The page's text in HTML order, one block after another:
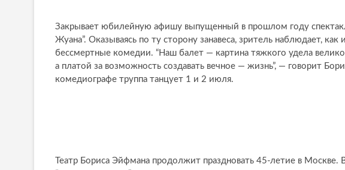
Закрывает юбилейную афишу выпущенный в прошлом году
Жуана”. Оказываясь по ту сторону занавеса, зритель наблюдает,
бессмертные комедии. “Наш балет — картина тяжкого удела
а платой за возможность создавать вечное — жизнь”, — говорит
комедиографе труппа танцует 1 и 2 июля.
Театр Бориса Эйфмана продолжит праздновать 45-летие в Москве.